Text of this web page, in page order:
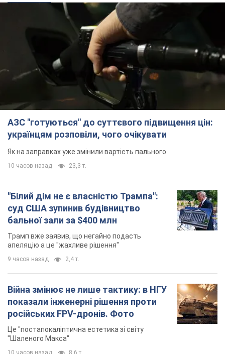
АЗС "готуються" до суттєвого підвищення цін:
українцям розповіли, чого очікувати
Як на заправках уже змінили вартість пального
10 часов назад 23,3 т.
"Білий дім не є власністю Трампа":
суд США зупинив будівництво
бальної зали за $400 млн
Трамп вже заявив, що негайно подасть
апеляцію а це "жахливе рішення"
9 часов назад 2,4 т.
Війна змінює не лише тактику: в НГУ
показали інженерні рішення проти
російських FPV-дронів. Фото
Це "постапокаліптична естетика зі світу
"Шаленого Макса"